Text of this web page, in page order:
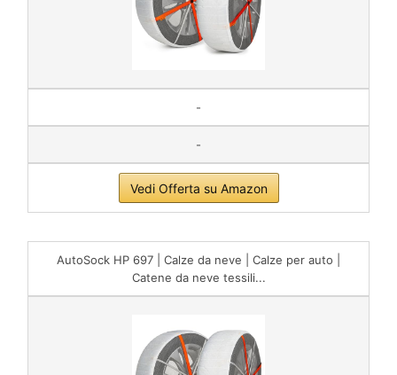
-
-
Vedi Offerta su Amazon
AutoSock HP 697 | Calze da neve | Calze per auto |
Catene da neve tessili...